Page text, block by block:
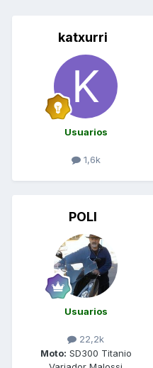
katxurri
Usuarios
1,6k
POLI
Usuarios
22,2k
Moto: SD300 Titanio